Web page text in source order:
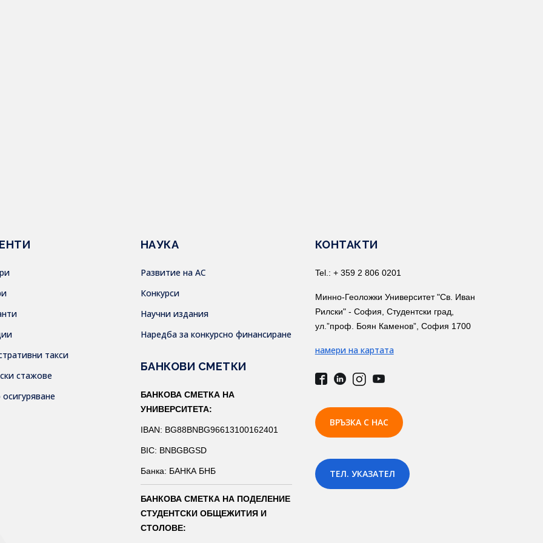
такси
стажове
осигуряване
НАУКА
Развитие на АС
Конкурси
Научни издания
Наредба за конкурсно финансиране
БАНКОВИ СМЕТКИ
БАНКОВА СМЕТКА НА
УНИВЕРСИТЕТА:
IBAN: BG88BNBG96613100162401
BIC: BNBGBGSD
Банка: БАНКА БНБ
БАНКОВА СМЕТКА НА ПОДЕЛЕНИЕ
СТУДЕНТСКИ ОБЩЕЖИТИЯ И
СТОЛОВЕ:
КОНТАКТИ
Tel.: + 359 2 806 0201
Минно-Геоложки Университет "Св. Иван
Рилски" - София, Студентски град,
ул.”проф. Боян Каменов”, София 1700
намери на картата
ВРЪЗКА С НАС
ТЕЛ. УКАЗАТЕЛ